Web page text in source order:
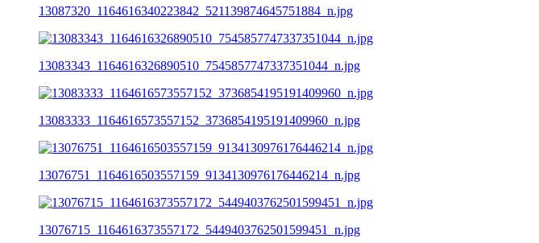
13087320_1164616340223842_521139874645751884_n.jpg
13083343_1164616326890510_7545857747337351044_n.jpg
13083333_1164616573557152_3736854195191409960_n.jpg
13076751_1164616503557159_9134130976176446214_n.jpg
13076715_1164616373557172_5449403762501599451_n.jpg